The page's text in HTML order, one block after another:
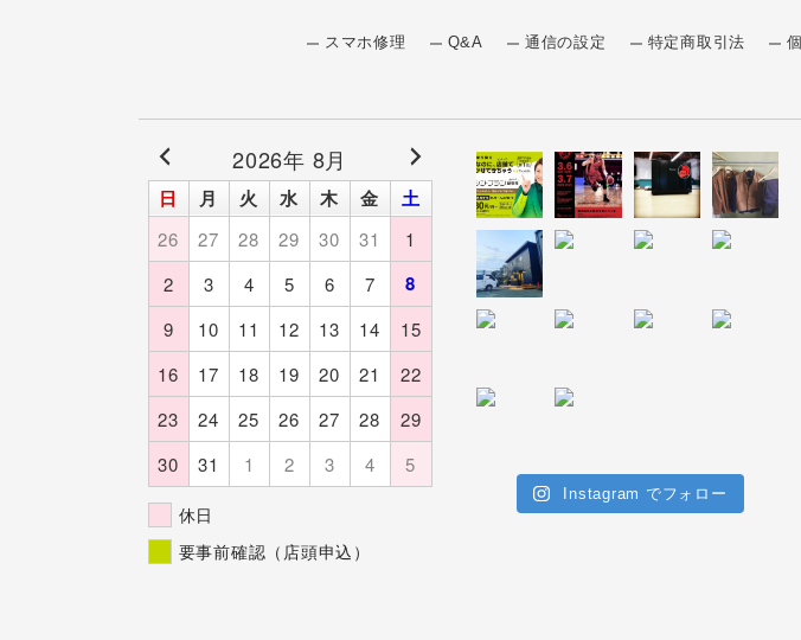
スマホ修理 Q&A 通信の設定 特定商取引法
2026年 8月
日 月 火 水 木 金 土
26 27 28 29 30 31
1
2
3 4 5 6 7 8
9 10 11 12 13 14
15
16
17 18 19 20 21
22
23
24 25 26 27 28
29
30
31 1 2 3 4 5
休日
要事前確認（店頭申込）
Instagram でフォロー